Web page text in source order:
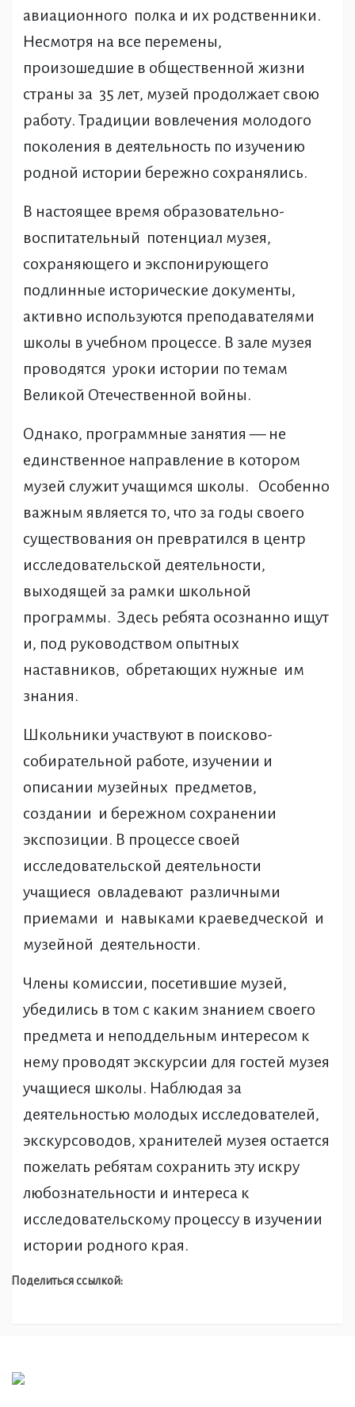
авиационного полка и их родственники.
Несмотря на все перемены,
произошедшие в общественной жизни
страны за 35 лет, музей продолжает свою
работу. Традиции вовлечения молодого
поколения в деятельность по изучению
родной истории бережно сохранялись.
В настоящее время образовательно-
воспитательный потенциал музея,
сохраняющего и экспонирующего
подлинные исторические документы,
активно используются преподавателями
школы в учебном процессе. В зале музея
проводятся уроки истории по темам
Великой Отечественной войны.
Однако, программные занятия — не
единственное направление в котором
музей служит учащимся школы. Особенно
важным является то, что за годы своего
существования он превратился в центр
исследовательской деятельности,
выходящей за рамки школьной
программы. Здесь ребята осознанно ищут
и, под руководством опытных
наставников, обретающих нужные им
знания.
Школьники участвуют в поисково-
собирательной работе, изучении и
описании музейных предметов,
создании и бережном сохранении
экспозиции. В процессе своей
исследовательской деятельности
учащиеся овладевают различными
приемами и навыками краеведческой и
музейной деятельности.
Члены комиссии, посетившие музей,
убедились в том с каким знанием своего
предмета и неподдельным интересом к
нему проводят экскурсии для гостей музея
учащиеся школы. Наблюдая за
деятельностью молодых исследователей,
экскурсоводов, хранителей музея остается
пожелать ребятам сохранить эту искру
любознательности и интереса к
исследовательскому процессу в изучении
истории родного края.
Поделиться ссылкой: